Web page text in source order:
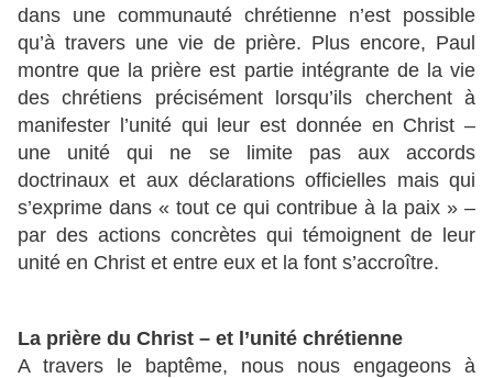
dans une communauté chrétienne n’est possible
qu’à travers une vie de prière. Plus encore, Paul
montre que la prière est partie intégrante de la vie
des chrétiens précisément lorsqu’ils cherchent à
manifester l’unité qui leur est donnée en Christ –
une unité qui ne se limite pas aux accords
doctrinaux et aux déclarations officielles mais qui
s’exprime dans « tout ce qui contribue à la paix » –
par des actions concrètes qui témoignent de leur
unité en Christ et entre eux et la font s’accroître.
La prière du Christ – et l’unité chrétienne
A travers le baptême, nous nous engageons à